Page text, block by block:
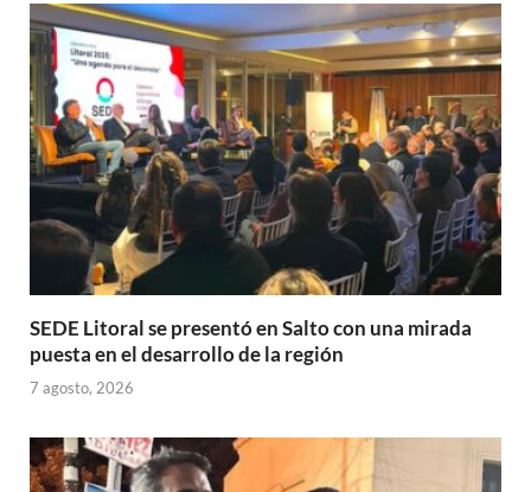
p
p
o
k
ti
r
SEDE Litoral se presentó en Salto con una mirada
puesta en el desarrollo de la región
7 agosto, 2026